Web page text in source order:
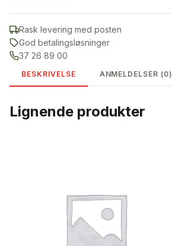
Rask levering med posten
God betalingsløsninger
37 26 89 00
BESKRIVELSE ANMELDELSER (0)
Lignende produkter